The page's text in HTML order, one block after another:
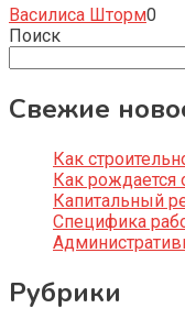
Василиса Шторм0
Поиск
Свежие
Как
Как рождается
Капитальный
Специфика
Рубрики